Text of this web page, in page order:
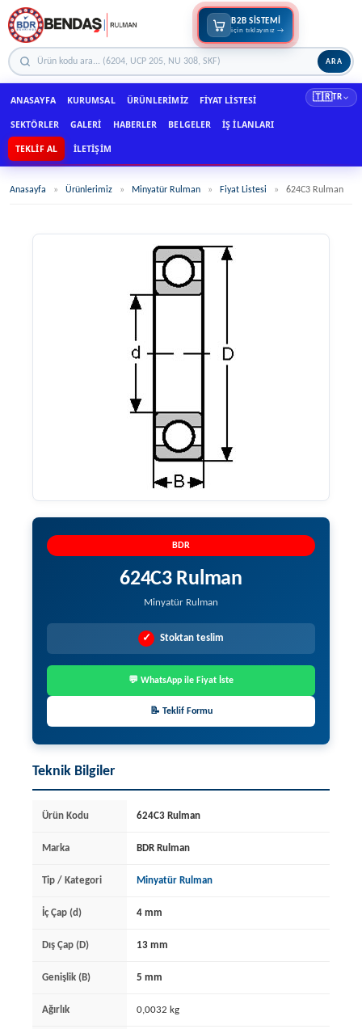
ARA
B2B SİSTEMİ
için tıklayınız →
ANASAYFA KURUMSAL ÜRÜNLERIMIZ FIYAT LISTESI
SEKTÖRLER GALERI HABERLER BELGELER İŞ İLANLARI
TEKLIF AL İLETIŞIM
🇹🇷TR
Anasayfa » Ürünlerimiz » Minyatür Rulman » Fiyat Listesi » 624C3 Rulman
BDR
624C3 Rulman
Minyatür Rulman
✓ Stoktan teslim
💬 WhatsApp ile Fiyat İste
📝 Teklif Formu
Teknik Bilgiler
Ürün Kodu 624C3 Rulman
Marka BDR Rulman
Tip / Kategori Minyatür Rulman
İç Çap (d) 4 mm
Dış Çap (D) 13 mm
Genişlik (B) 5 mm
Ağırlık 0,0032 kg